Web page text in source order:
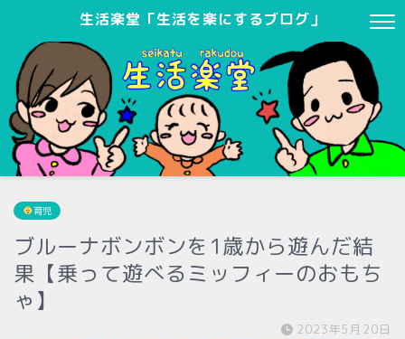
生活楽堂「生活を楽にするブログ」
育児
ブルーナボンボンを1歳から遊んだ結
果【乗って遊べるミッフィーのおもち
ゃ】
2023年5月20日